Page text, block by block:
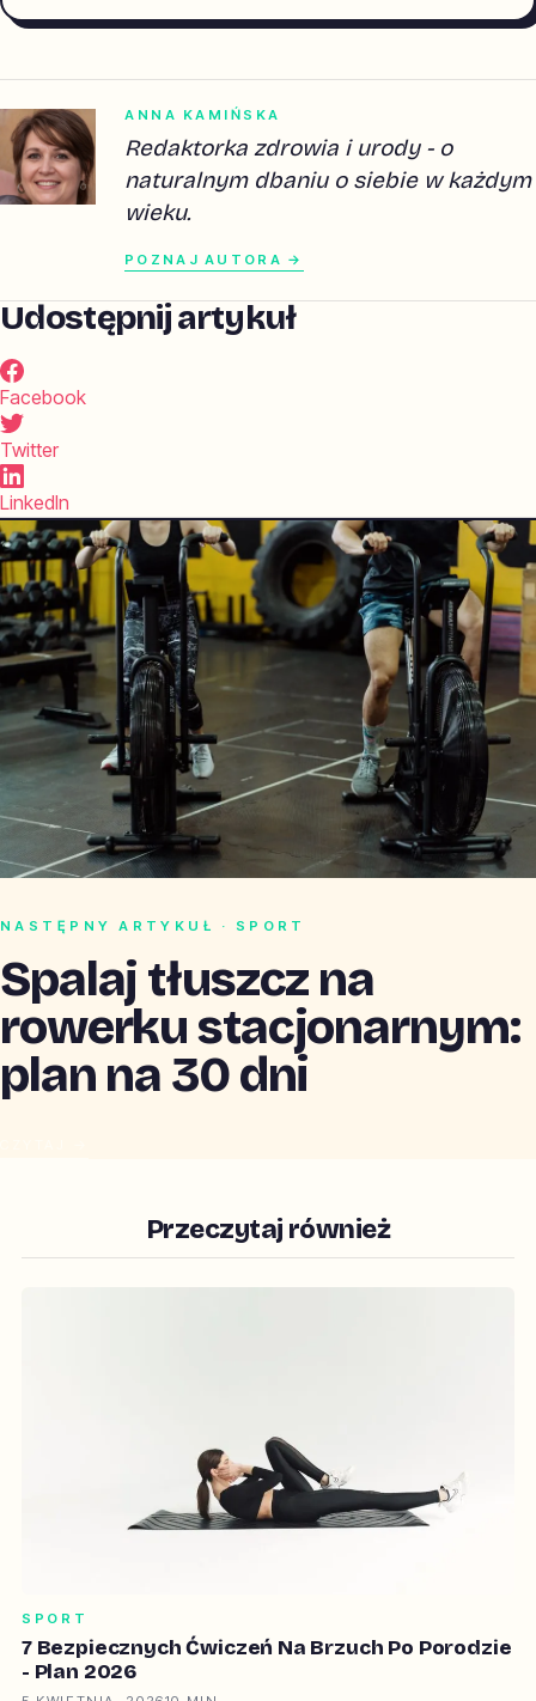
ANNA KAMIŃSKA
Redaktorka zdrowia i urody - o
naturalnym dbaniu o siebie w każdym
wieku.
POZNAJ AUTORA →
Udostępnij artykuł
Facebook
Twitter
LinkedIn
NASTĘPNY ARTYKUŁ · SPORT
Spalaj tłuszcz na
rowerku stacjonarnym:
plan na 30 dni
Przeczytaj również
SPORT
7 Bezpiecznych Ćwiczeń Na Brzuch Po Porodzie
- Plan 2026